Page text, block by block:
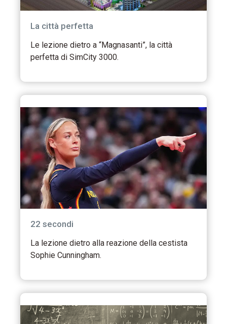
La città perfetta
Le lezione dietro a “Magnasanti”, la città
perfetta di SimCity 3000.
22 secondi
La lezione dietro alla reazione della cestista
Sophie Cunningham.